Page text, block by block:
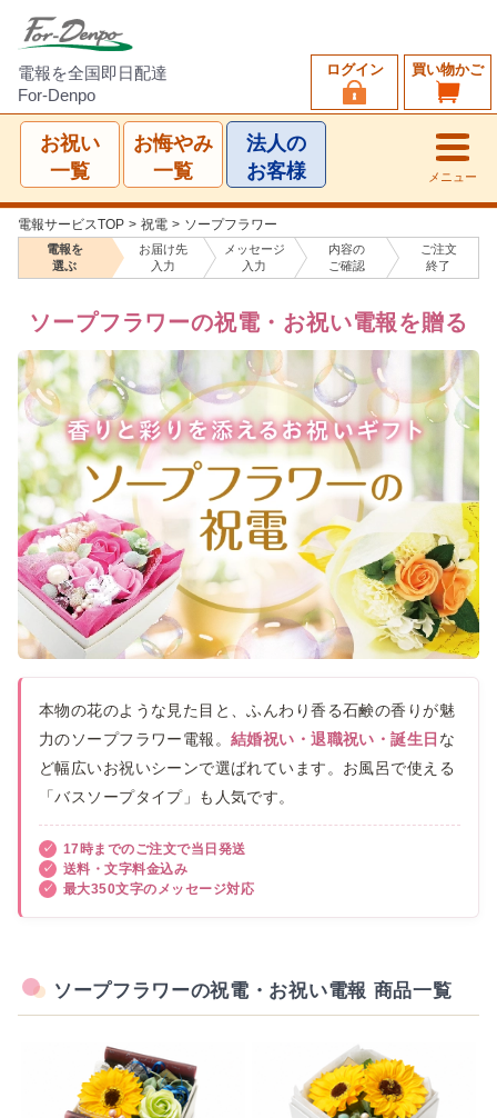
電報を全国即日配達
For-Denpo
買い物かご
ログイン
お祝い
一覧
お悔やみ
一覧
法人の
お客様
メニュー
電報サービスTOP > 祝電 > ソープフラワー
電報を
選ぶ
お届け先
入力
メッセージ
入力
内容の
ご確認
ご注文
終了
ソープフラワーの祝電・お祝い電報を贈る
本物の花のような見た目と、ふんわり香る石鹸の香りが魅
力のソープフラワー電報。結婚祝い・退職祝い・誕生日 な
ど幅広いお祝いシーンで選ばれています。お風呂で使える
「バスソープタイプ」も人気です。
17時までのご注文で当日発送
送料・文字料金込み
最大350文字のメッセージ対応
ソープフラワーの祝電・お祝い電報 商品一覧